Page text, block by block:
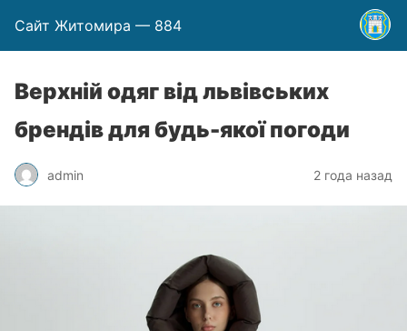
Сайт Житомира — 884
Верхній одяг від львівських
брендів для будь-якої погоди
admin 2 года назад